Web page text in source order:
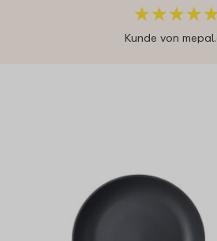
★★★★
★★★★
Kunde von